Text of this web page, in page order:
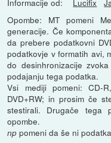
Opombe: MT pomeni
generacije. Če
da prebere podatkovni
podatkovje v formatih avi,
do desinhronizacije
podajanju tega podatka.
Vsi mediji pomeni: CD-
DVD+RW; in prosim če
stestirali. Drugače
opombe.
np pomeni da še ni